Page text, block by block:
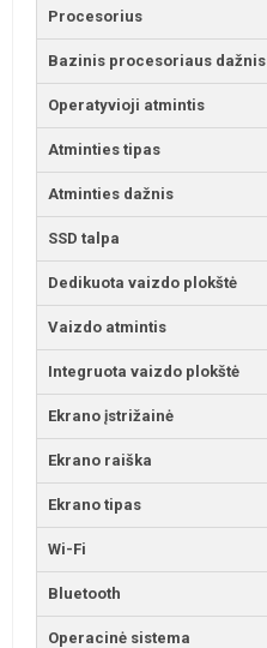
Procesorius
Bazinis procesoriaus dažnis
Operatyvioji atmintis
Atminties tipas
Atminties dažnis
SSD talpa
Dedikuota vaizdo plokštė
Vaizdo atmintis
Integruota vaizdo plokštė
Ekrano įstrižainė
Ekrano raiška
Ekrano tipas
Wi-Fi
Bluetooth
Operacinė sistema